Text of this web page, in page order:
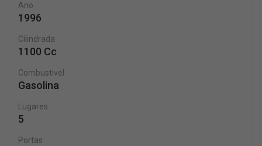
Ano
1996
Cilindrada
1100 Cc
Combustivel
Gasolina
Lugares
5
Portas